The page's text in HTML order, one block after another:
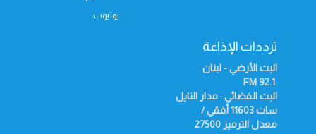
يوتيوب
ترددات الإذاعة
البث الأرضي - لبنان
:92.1
FM
البث الفضائي : مدار النايل
سات 11603 أفقي /
معدل الترميز 27500